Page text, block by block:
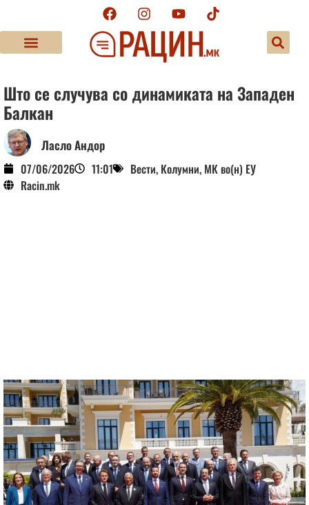
Што се случува со динамиката на Западен
Балкан
Ласло Андор
07/06/2026 11:01 Вести, Колумни, МК во(н) ЕУ
Racin.mk